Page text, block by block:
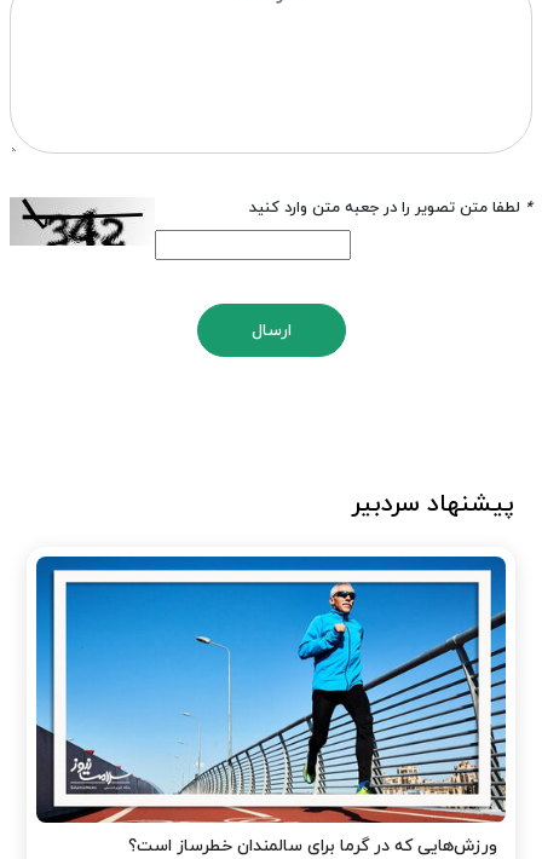
* لطفا متن تصویر را در جعبه متن وارد کنید
ارسال
پیشنهاد سردبیر
ورزش‌هایی که در گرما برای سالمندان خطرساز است؟